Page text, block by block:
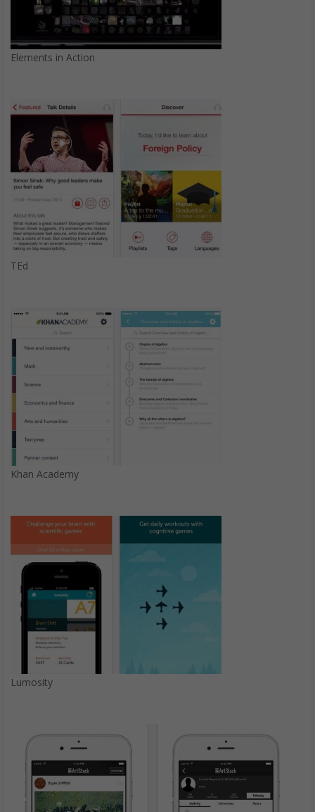
Elements in Action
TEd
Khan Academy
Lumosity